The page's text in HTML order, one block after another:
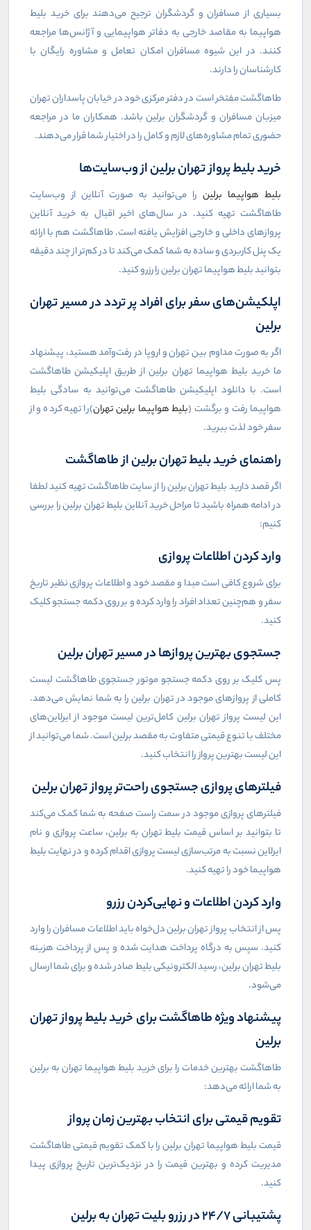
بسیاری از مسافران و گردشگران ترجیح می‌دهند برای خرید بلیط
هواپیما به مقاصد خارجی به دفاتر هواپیمایی و آژانس‌ها مراجعه
کنند. در این شیوه مسافران امکان تعامل و مشاوره رایگان با
کارشناسان را دارند.
طاهاگشت مفتخر است در دفتر مرکزی خود در خیابان پاسداران تهران
میزبان مسافران و گردشگران برلین باشد. همکاران ما در مراجعه
حضوری تمام مشاوره‌های لازم و کامل را در اختیار شما قرار می‌دهند.
خرید بلیط پرواز تهران برلین از وب‌سایت‌ها
بلیط هواپیما برلینرا می‌توانید به صورت آنلاین از وب‌سایت
طاهاگشت تهیه کنید. در سال‌های اخیر اقبال به خرید آنلاین
پروازهای داخلی و خارجی افزایش یافته است. طاهاگشت هم با ارائه
یک پنل کاربردی و ساده به شما کمک می‌کند تا در کم‌تر از چند دقیقه
بتوانید بلیط هواپیما تهران برلین را رزرو کنید.
اپلکیشن‌های سفر برای افراد پر تردد در مسیر تهران
برلین
اگر به صورت مداوم بین تهران و اروپا در رفت‌وآمد هستید، پیشنهاد
ما خرید بلیط هواپیما تهران برلین از طریق اپلیکیشن طاهاگشت
است. با دانلود اپلیکیشن طاهاگشت می‌توانید به سادگی بلیط
هواپیما رفت و برگشت (بلیط هواپیما برلین تهران)را تهیه کرده و از
سفر خود لذت ببرید.
راهنمای خرید بلیط تهران برلین از طاهاگشت
اگر قصد دارید بلیط تهران برلین را از سایت طاهاگشت تهیه کنید لطفا
در ادامه همراه باشید تا مراحل خرید آنلاین بلیط تهران برلین را بررسی
کنیم:
وارد کردن اطلاعات پروازی
برای شروع کافی است مبدا و مقصد خود و اطلاعات پروازی نظیر تاریخ
سفر و هم‌چنین تعداد افراد را وارد کرده و بر روی دکمه جستجو کلیک
کنید.
جستجوی بهترین پروازها در مسیر تهران برلین
پس کلیک بر روی دکمه جستجو موتور جستجوی طاهاگشت لیست
کاملی از پروازهای موجود در تهران برلین را به شما نمایش می‌دهد.
این لیست پرواز تهران برلین کامل‌ترین لیست موجود از ایرلاین‌های
مختلف با تنوع قیمتی متفاوت به مقصد برلین است. شما می‌توانید از
این لیست بهترین پرواز را انتخاب کنید.
فیلترهای پروازی جستجوی راحت‌تر پرواز تهران برلین
فیلترهای پروازی موجود در سمت راست صفحه به شما کمک می‌کند
تا بتوانید بر اساس قیمت بلیط تهران به برلین، ساعت پروازی و نام
ایرلاین نسبت به مرتب‌سازی لیست پروازی اقدام کرده و در نهایت بلیط
هواپیما خود را تهیه کنید.
وارد کردن اطلاعات و نهایی‌کردن رزرو
پس از انتخاب پرواز تهران برلین دل‌خواه باید اطلاعات مسافران را وارد
کنید. سپس به درگاه پرداخت هدایت شده و پس از پرداخت هزینه
بلیط تهران برلین، رسید الکترونیکی بلیط صادر شده و برای شما ارسال
می‌شود.
پیشنهاد ویژه طاهاگشت برای خرید بلیط پرواز تهران
برلین
طاهاگشت بهترین خدمات را برای خرید بلیط هواپیما تهران به برلین
به شما ارائه می‌دهد:
تقویم قیمتی برای انتخاب بهترین زمان پرواز
قیمت بلیط هواپیما تهران برلین را با کمک تقویم قیمتی طاهاگشت
مدیریت کرده و بهترین قیمت را در نزدیک‌ترین تاریخ پروازی پیدا
کنید.
پشتیبانی ۲۴/۷ در رزرو بلیت تهران به برلین